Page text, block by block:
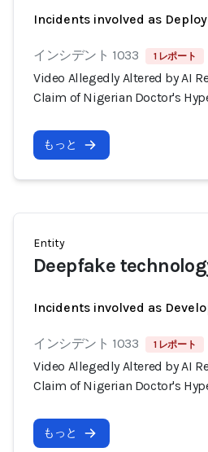
Incidents involved as
インシデント 1033 1 レポート
Video Allegedly Altered by AI
Claim of Nigerian Doctor's
もっと
Entity
Deepfake
Incidents involved as
インシデント 1033 1 レポート
Video Allegedly Altered by AI
Claim of Nigerian Doctor's
もっと